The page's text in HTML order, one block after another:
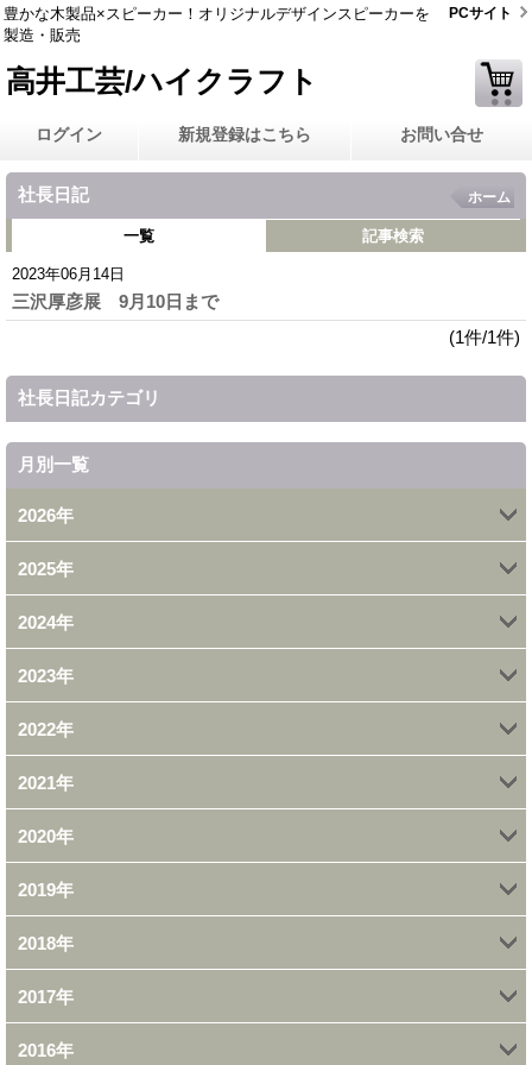
豊かな木製品×スピーカー！オリジナルデザインスピーカーを
製造・販売
PCサイト
高井工芸/ハイクラフト
ログイン 新規登録はこちら お問い合せ
社長日記 ホーム
一覧 記事検索
2023年06月14日
三沢厚彦展 9月10日まで
(1件/1件)
社長日記カテゴリ
月別一覧
2026年
4月 (1)
2月 (2)
1月 (2)
2025年
12月 (1)
11月 (1)
10月 (2)
7月 (1)
3月 (2)
2月 (2)
2024年
11月 (1)
10月 (1)
8月 (1)
7月 (1)
2023年
9月 (1)
7月 (1)
6月 (1)
3月 (1)
2022年
11月 (1)
10月 (2)
9月 (5)
8月 (1)
2021年
12月 (1)
11月 (1)
9月 (2)
7月 (1)
2020年
11月 (1)
10月 (1)
7月 (1)
2019年
11月 (1)
10月 (2)
6月 (3)
2018年
12月 (1)
11月 (1)
2017年
12月 (2)
2016年